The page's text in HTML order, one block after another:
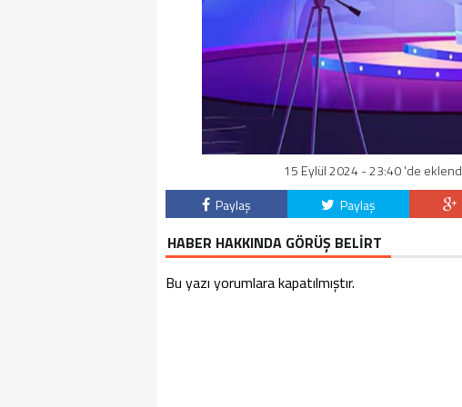
15 Eylül 2024 - 23:40 'de
Paylaş
Paylaş
HABER HAKKINDA GÖRÜŞ BELİRT
Bu yazı yorumlara kapatılmıştır.